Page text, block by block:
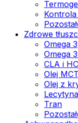
Zdrowe
Omega 3
Omega
CLA i
Olej MCT
Olej z
Lecytyna
Tran